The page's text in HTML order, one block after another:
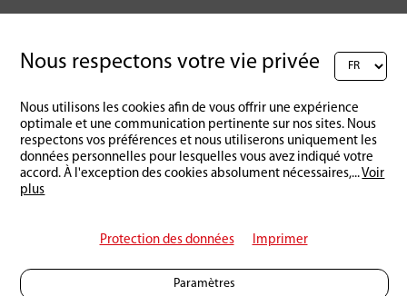
Nous respectons votre vie privée
Nous utilisons les cookies afin de vous offrir une expérience
optimale et une communication pertinente sur nos sites. Nous
respectons vos préférences et nous utiliserons uniquement les
données personnelles pour lesquelles vous avez indiqué votre
accord. À l'exception des cookies absolument nécessaires,...Voir
plus
Protection des données Imprimer
Paramètres